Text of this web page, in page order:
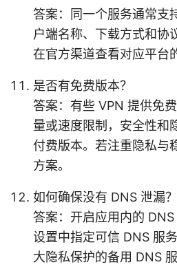
答案：同一个服务通常支
户端名称、下载方式和协
在官方渠道查看对应平台
是否有免费版本？
答案：有些 VPN 提供免
量或速度限制，安全性和
付费版本。若注重隐私与
方案。
如何确保没有 DNS 泄漏？
答案：开启应用内的
设置中指定可信 DNS 服
大隐私保护的备用 DNS